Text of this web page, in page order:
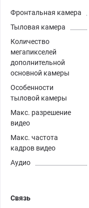
Фронтальная камера
Тыловая камера
Количество
мегапикселей
дополнительной
основной камеры
Особенности
тыловой камеры
Макс. разрешение
видео
Макс. частота
кадров видео
Аудио
Связь